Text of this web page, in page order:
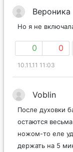
Вероника
Но я не
0 0
10.11.11 11:03
Voblin
После духовки
остаются
ножом-то еле
держать на 5